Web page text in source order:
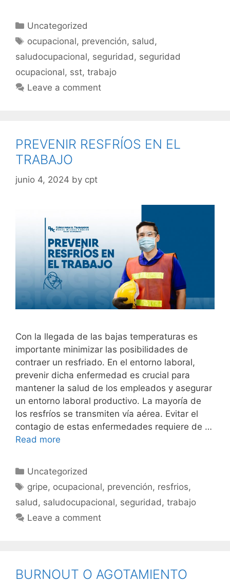
Uncategorized
ocupacional, prevención, salud,
saludocupacional, seguridad, seguridad
ocupacional, sst, trabajo
Leave a comment
PREVENIR RESFRÍOS EN EL
TRABAJO
junio 4, 2024 by cpt
Con la llegada de las bajas temperaturas es
importante minimizar las posibilidades de
contraer un resfriado. En el entorno laboral,
prevenir dicha enfermedad es crucial para
mantener la salud de los empleados y asegurar
un entorno laboral productivo. La mayoría de
los resfríos se transmiten vía aérea. Evitar el
contagio de estas enfermedades requiere de …
Read more
Uncategorized
gripe, ocupacional, prevención, resfrios,
salud , saludocupacional, seguridad , trabajo
Leave a comment
BURNOUT O AGOTAMIENTO